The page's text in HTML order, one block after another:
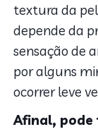
textura da
depende da
sensação de
por alguns
ocorrer leve
Afinal, pode